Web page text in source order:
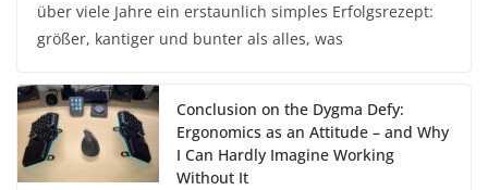
über viele Jahre ein erstaunlich simples Erfolgsrezept:
größer, kantiger und bunter als alles, was
Conclusion on the Dygma Defy:
Ergonomics as an Attitude – and Why
I Can Hardly Imagine Working
Without It